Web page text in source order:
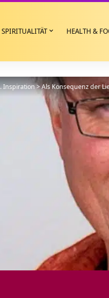
HEALTH &
Inspiration>Als Konsequenz der